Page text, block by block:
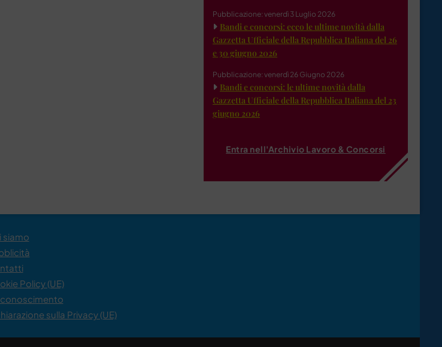
Pubblicazione: venerdì 3 Luglio 2026
Bandi e concorsi: ecco le ultime novità dalla
Gazzetta Ufficiale della Repubblica Italiana del 26
e 30 giugno 2026
Pubblicazione: venerdì 26 Giugno 2026
Bandi e concorsi: le ultime novità dalla
Gazzetta Ufficiale della Repubblica Italiana del 23
giugno 2026
Entra nell'Archivio Lavoro & Concorsi
siamo
Policy (UE)
sulla Privacy (UE)